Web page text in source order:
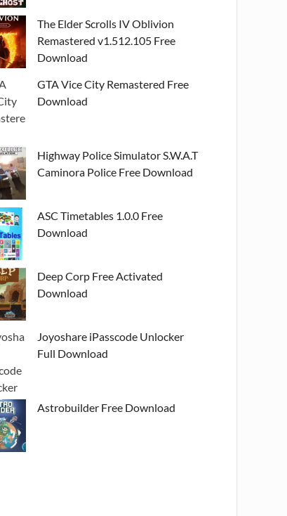
The Elder Scrolls IV Oblivion
Remastered v1.512.105 Free
Download
GTA Vice City Remastered Free
Download
Highway Police Simulator S.W.A.T
Caminora Police Free Download
ASC Timetables 1.0.0 Free
Download
Deep Corp Free Activated
Download
Joyoshare iPasscode Unlocker
Full Download
Astrobuilder Free Download